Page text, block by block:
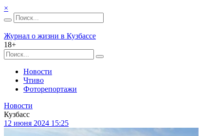
×
Журнал о жизни в Кузбассе
18+
Новости
Чтиво
Фоторепортажи
Новости
Кузбасс
12 июня 2024 15:25